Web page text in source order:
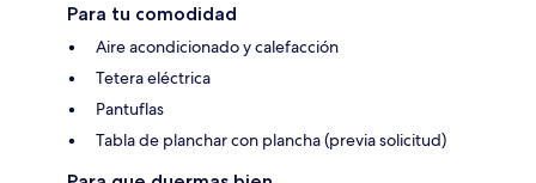
Para tu comodidad
Aire acondicionado y calefacción
Tetera eléctrica
Pantuflas
Tabla de planchar con plancha (previa solicitud)